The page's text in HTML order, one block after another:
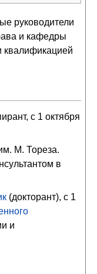
руководители
и кафедры
квалификацией
с 1 октября
М. Тореза.
в
(докторант), с 1
и